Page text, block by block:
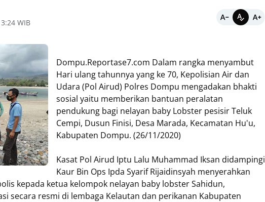
WIB
Dompu.Reportase7.com Dalam rangka menyambut
Hari ulang tahunnya yang ke 70, Kepolisian Air dan
Udara (Pol Airud) Polres Dompu mengadakan bhakti
sosial yaitu memberikan bantuan peralatan
pendukung bagi nelayan baby Lobster pesisir Teluk
Cempi, Dusun Finisi, Desa Marada, Kecamatan Hu'u,
Kabupaten Dompu. (26/11/2020)
Kasat Pol Airud Iptu Lalu Muhammad Iksan didampingi
Kaur Bin Ops Ipda Syarif Rijaidinsyah menyerahkan
kepada ketua kelompok nelayan baby lobster Sahidun,
secara resmi di lembaga Kelautan dan perikanan Kabupaten